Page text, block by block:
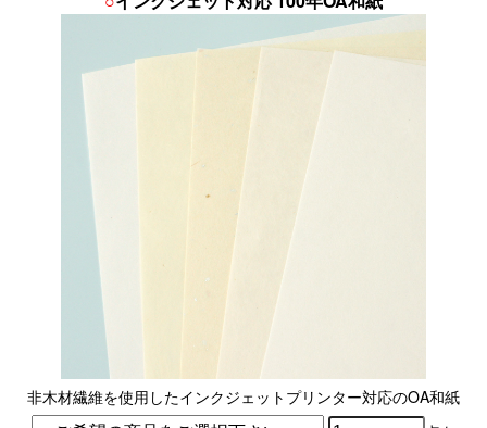
非木材繊維を使用したインクジェットプリンター対応のOA和紙